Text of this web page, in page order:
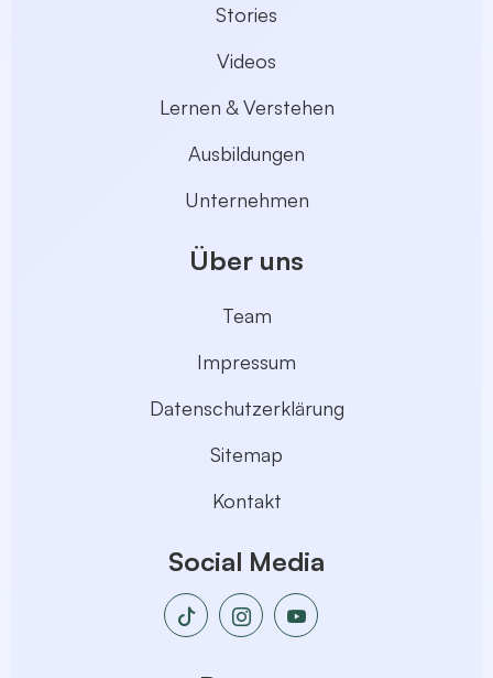
Stories
Videos
Lernen & Verstehen
Ausbildungen
Unternehmen
Über uns
Team
Impressum
Datenschutzerklärung
Sitemap
Kontakt
Social Media